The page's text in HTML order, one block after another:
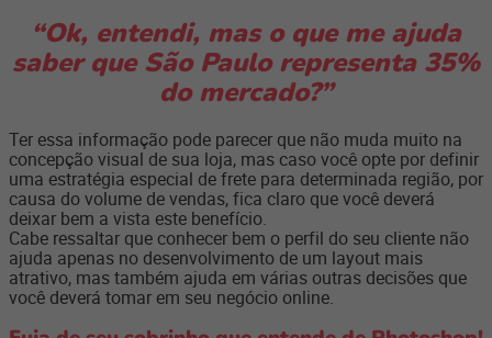
“Ok, entendi, mas o que me ajuda
saber que São Paulo representa 35%
do mercado?”
Ter essa informação pode parecer que não muda muito na
concepção visual de sua loja, mas caso você opte por definir
uma estratégia especial de frete para determinada região, por
causa do volume de vendas, fica claro que você deverá
deixar bem a vista este benefício.
Cabe ressaltar que conhecer bem o perfil do seu cliente não
ajuda apenas no desenvolvimento de um layout mais
atrativo, mas também ajuda em várias outras decisões que
você deverá tomar em seu negócio online.